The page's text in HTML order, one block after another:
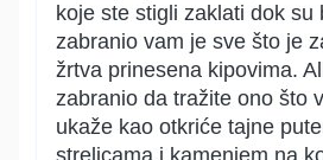
koje ste stigli zaklati dok su
zabranio vam je sve što je
žrtva prinesena kipovima.
zabranio da tražite ono što
ukaže kao otkriće tajne
strelicama i kamenjem na